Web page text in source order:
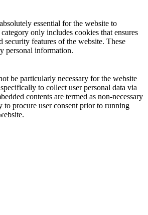
essential for the website to
only includes cookies that ensures
security features of the website. These
personal information.
be particularly necessary for the website
to collect user personal data via
contents are termed as non-necessary
to procure user consent prior to running